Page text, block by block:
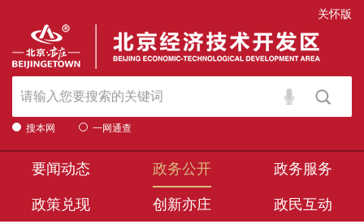
关怀版
搜本网 一网通查
要闻动态 政务公开 政务服务
政策兑现 创新亦庄 政民互动